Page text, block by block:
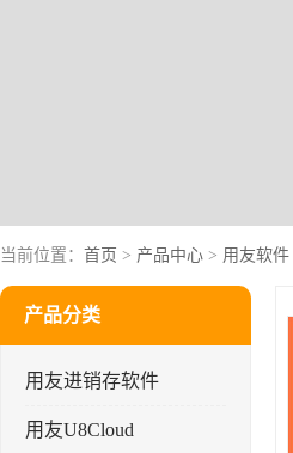
当前位置： 首页 > 产品中心 > 用友软件
产品分类
用友进销存软件
用友U8Cloud